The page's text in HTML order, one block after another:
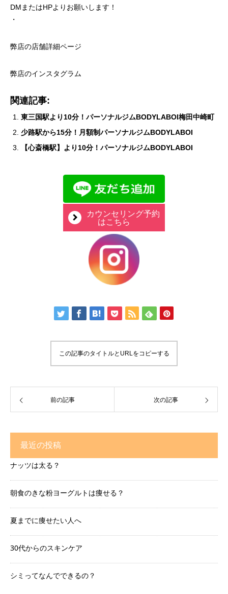
DMまたはHPよりお願いします！
・
弊店の店舗詳細ページ
弊店のインスタグラム
関連記事:
東三国駅より10分！パーソナルジムBODYLABOI梅田中崎町
少路駅から15分！月額制パーソナルジムBODYLABOI
【心斎橋駅】より10分！パーソナルジムBODYLABOI
カウンセリング予約
はこちら
この記事のタイトルとURLをコピーする
前の記事 次の記事
最近の投稿
ナッツは太る？
朝食のきな粉ヨーグルトは痩せる？
夏までに痩せたい人へ
30代からのスキンケア
シミってなんでできるの？